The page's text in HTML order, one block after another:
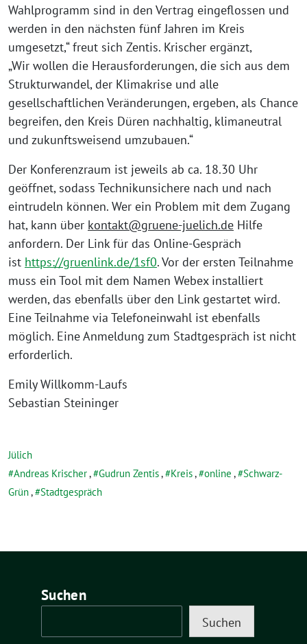
Wahlprogramm sind in den Vertrag eingeflossen und
werden in den nächsten fünf Jahren im Kreis
umgesetzt,“ freut sich Zentis. Krischer ergänzt,
„Wir wollen die Herausforderungen, die sich aus dem
Strukturwandel, der Klimakrise und alle
gesellschaftlichen Veränderungen, ergeben, als Chance
begreifen, den Kreis Düren nachhaltig, klimaneutral
und zukunftsweisend umzubauen.“
Der Konferenzraum ist jeweils ab ca. 18.30 Uhr
geöffnet, sodass Technikunsichere nach und nach
eintrudeln können. Wer ein Problem mit dem Zugang
hat, kann über kontakt@gruene-juelich.de Hilfe
anfordern. Der Link für das Online-Gespräch
ist https://gruenlink.de/1sf0. Vor der ersten Teilnahme
muss ein Tool mit dem Namen Webex installiert
werden, das ebenfalls über den Link gestartet wird.
Eine Teilnahme via Telefoneinwahl ist ebenfalls
möglich. Eine Anmeldung zum Stadtgespräch ist nicht
erforderlich.
Emily Willkomm-Laufs
Sebastian Steininger
Jülich
Andreas Krischer, Gudrun Zentis, Kreis, online , Schwarz-
Grün, Stadtgespräch
Suchen
Suchen